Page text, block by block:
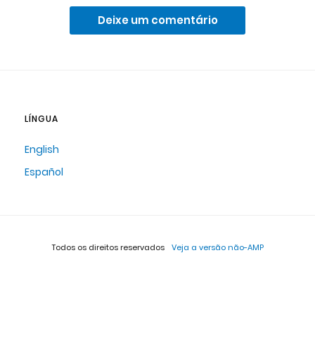
Deixe um comentário
LÍNGUA
English
Español
Todos os direitos reservados Veja a versão não-AMP